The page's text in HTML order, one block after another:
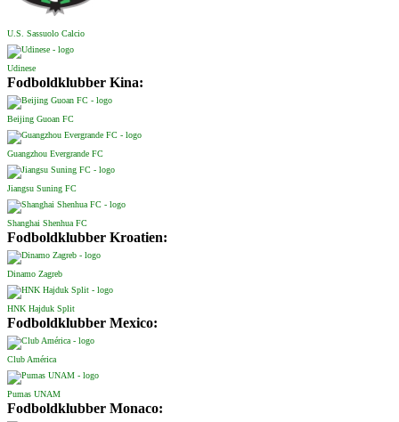
U.S. Sassuolo Calcio
Udinese
Fodboldklubber Kina:
Beijing Guoan FC
Guangzhou Evergrande FC
Jiangsu Suning FC
Shanghai Shenhua FC
Fodboldklubber Kroatien:
Dinamo Zagreb
HNK Hajduk Split
Fodboldklubber Mexico:
Club América
Pumas UNAM
Fodboldklubber Monaco: